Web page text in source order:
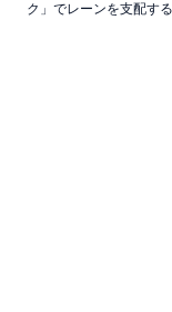
ク」でレーンを支配す